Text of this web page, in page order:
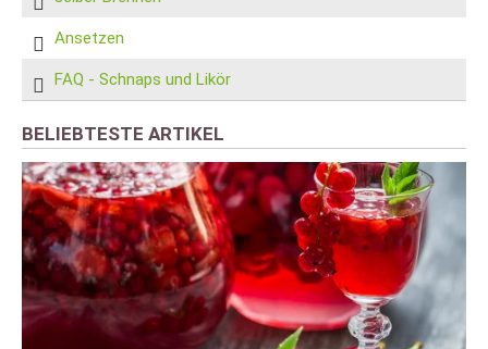
Ansetzen
FAQ - Schnaps und Likör
BELIEBTESTE ARTIKEL